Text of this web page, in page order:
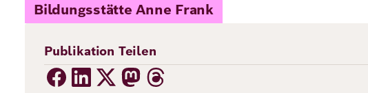
Bildungsstätte Anne Frank
Publikation Teilen